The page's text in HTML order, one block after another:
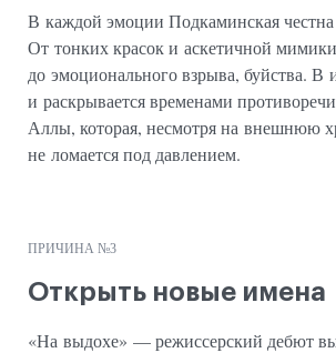
В каждой эмоции Подкаминская честна
От тонких красок и аскетичной
до эмоционального взрыва, буйства. В
и раскрывается временами
Аллы, которая, несмотря на внешнюю
не ломается под давлением.
ПРИЧИНА №3
Открыть новые имена
«На выдохе» — режиссерский дебют